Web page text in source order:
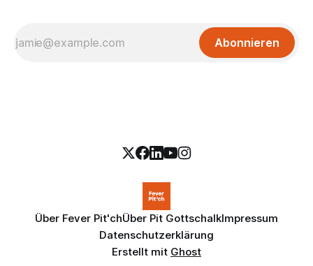
Abonnieren
Über Fever Pit'chÜber Pit GottschalkImpressum
Datenschutzerklärung
Erstellt mit Ghost